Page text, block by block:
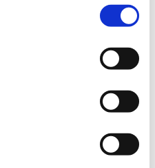
bewerben: